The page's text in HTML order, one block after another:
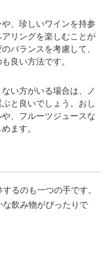
、珍しいワインを持参
リングを楽しむことが
バランスを考慮して、
良い方法です。
い方がいる場合は、ノ
と良いでしょう。おし
、フルーツジュースな
ます。
るのも一つの手です。
飲み物がぴったりで